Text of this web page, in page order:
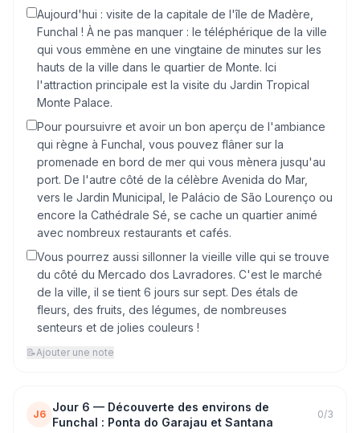
Aujourd'hui : visite de la capitale de l'île de Madère,
Funchal ! À ne pas manquer : le téléphérique de la ville
qui vous emmène en une vingtaine de minutes sur les
hauts de la ville dans le quartier de Monte. Ici
l'attraction principale est la visite du Jardin Tropical
Monte Palace.
Pour poursuivre et avoir un bon aperçu de l'ambiance
qui règne à Funchal, vous pouvez flâner sur la
promenade en bord de mer qui vous mènera jusqu'au
port. De l'autre côté de la célèbre Avenida do Mar,
vers le Jardin Municipal, le Palácio de São Lourenço ou
encore la Cathédrale Sé, se cache un quartier animé
avec nombreux restaurants et cafés.
Vous pourrez aussi sillonner la vieille ville qui se trouve
du côté du Mercado dos Lavradores. C'est le marché
de la ville, il se tient 6 jours sur sept. Des étals de
fleurs, des fruits, des légumes, de nombreuses
senteurs et de jolies couleurs !
📝Ajouter une note
J6
Jour 6 — Découverte des environs de
Funchal : Ponta do Garajau et Santana
0/3